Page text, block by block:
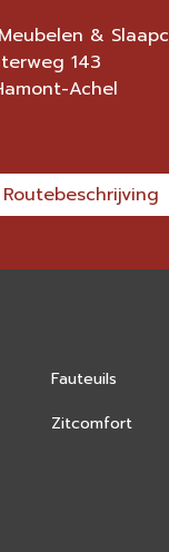
&
143
Achel
Routebeschrijving
Fauteuils
Zitcomfort